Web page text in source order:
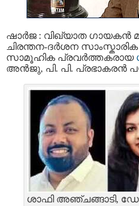
ഷാർജ : വിഖ്യാത ഗായകൻ
ചിരന്തന-ദർശന
സാമൂഹിക പ്രവർത്തകരായ
അൻജു, പി. പി. പ്രഭാകരൻ
ശാഫി അഞ്ചങ്ങാടി,